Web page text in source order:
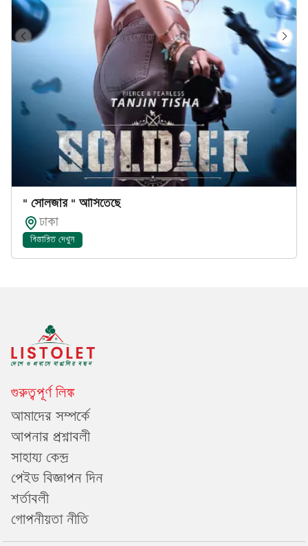
" সোলজার " আসিতেছে
ঢাকা
বিস্তারিত দেখুন
গুরুত্বপূর্ণ লিঙ্ক
আমাদের সম্পর্কে
আপনার প্রশ্নাবলী
সাহায্য কেন্দ্র
পেইড বিজ্ঞাপন দিন
শর্তাবলী
গোপনীয়তা নীতি